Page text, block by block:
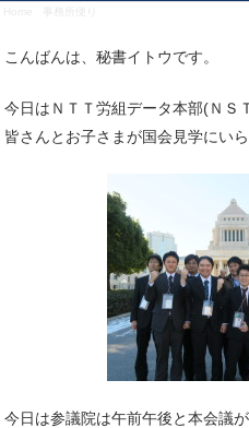
こんばんは、秘書イトウです。
今日はＮＴＴ労組データ本部(ＮＳ
皆さんとお子さまが国会見学にい
今日は参議院は午前午後と本会議